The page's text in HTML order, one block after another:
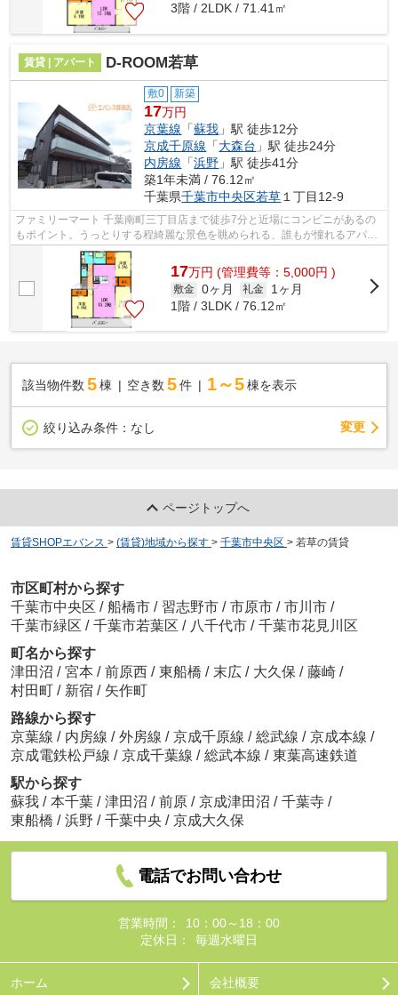
3階 / 2LDK / 71.41㎡
賃貸 | アパート D-ROOM若草
敷0 新築
17万円
京葉線 「蘇我 」駅 徒歩12分
京成千原線 「大森台 」駅 徒歩24分
内房線 「浜野 」駅 徒歩41分
築1年未満 / 76.12㎡
千葉県千葉市中央区若草 １丁目12-9
ファミリーマート 千葉南町三丁目店まで徒歩7分と近場にコンビニがあるの
もポイント。うっとりする程綺麗な景色を眺められる、誰もが憧れるアパー
トです。日常の行動範囲が広がる3駅以...
17万円 (管理費等：5,000円 )
敷金 0ヶ月 礼金
1ヶ月
1階 / 3LDK / 76.12㎡
該当物件数 5棟 空き数 5 件 1～5 棟を表示
絞り込み条件： なし 変更
ページトップへ
賃貸SHOPエバンス > (賃貸)地域から探す > 千葉市中央区 > 若草の賃貸
市区町村から探す
千葉市中央区 / 船橋市 / 習志野市 / 市原市 / 市川市 /
千葉市緑区 / 千葉市若葉区 / 八千代市 / 千葉市花見川区
町名から探す
津田沼 / 宮本 / 前原西 / 東船橋 / 末広 / 大久保 / 藤崎 /
村田町 / 新宿 / 矢作町
路線から探す
京葉線 / 内房線 / 外房線 / 京成千原線 / 総武線 / 京成本線 /
京成電鉄松戸線 / 京成千葉線 / 総武本線 / 東葉高速鉄道
駅から探す
蘇我 / 本千葉 / 津田沼 / 前原 / 京成津田沼 / 千葉寺 /
東船橋 / 浜野 / 千葉中央 / 京成大久保
電話でお問い合わせ
営業時間：
10：00～18：00
定休日：
毎週水曜日
ホーム 会社概要